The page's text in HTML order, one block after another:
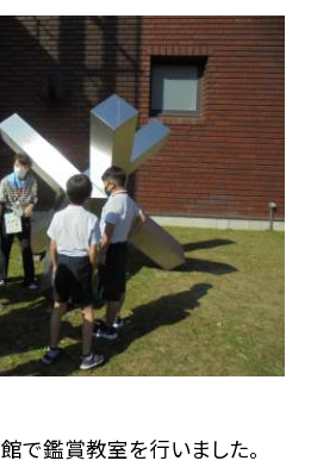
で鑑賞教室を行いました。